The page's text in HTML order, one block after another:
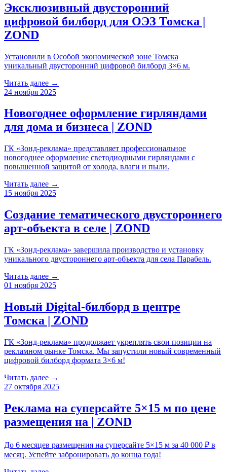
Эксклюзивный двусторонний
цифровой билборд для ОЭЗ Томска |
ZOND
Установили в Особой экономической зоне Томска
уникальный двусторонний цифровой билборд 3×6 м.
Читать далее →
24 ноября 2025
Новогоднее оформление гирляндами
для дома и бизнеса | ZOND
ГК «Зонд-реклама» представляет профессиональное
новогоднее оформление светодиодными гирляндами с
повышенной защитой от холода, влаги и пыли.
Читать далее →
15 ноября 2025
Создание тематического двустороннего
арт-объекта в селе | ZOND
ГК «Зонд-реклама» завершила производство и установку
уникального двустороннего арт-объекта для села Парабель.
Читать далее →
01 ноября 2025
Новый Digital-билборд в центре
Томска | ZOND
ГК «Зонд-реклама» продолжает укреплять свои позиции на
рекламном рынке Томска. Мы запустили новый современный
цифровой билборд формата 3×6 м!
Читать далее →
27 октября 2025
Реклама на суперсайте 5×15 м по цене
размещения на | ZOND
До 6 месяцев размещения на суперсайте 5×15 м за 40 000 ₽ в
месяц. Успейте забронировать до конца года!